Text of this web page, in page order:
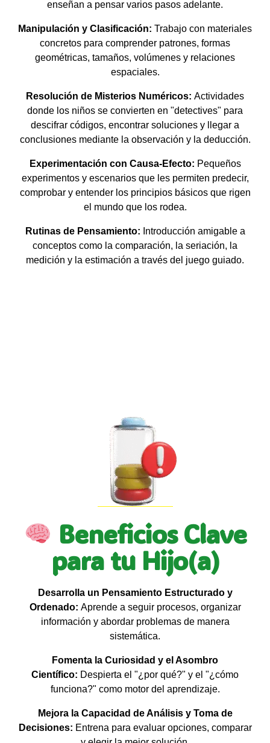
enseñan a pensar varios pasos adelante.
Manipulación y Clasificación: Trabajo con materiales
concretos para comprender patrones, formas
geométricas, tamaños, volúmenes y relaciones
espaciales.
Resolución de Misterios Numéricos: Actividades
donde los niños se convierten en "detectives" para
descifrar códigos, encontrar soluciones y llegar a
conclusiones mediante la observación y la deducción.
Experimentación con Causa-Efecto: Pequeños
experimentos y escenarios que les permiten predecir,
comprobar y entender los principios básicos que rigen
el mundo que los rodea.
Rutinas de Pensamiento: Introducción amigable a
conceptos como la comparación, la seriación, la
medición y la estimación a través del juego guiado.
Beneficios Clave
para tu Hijo(a)
Desarrolla un Pensamiento Estructurado y
Ordenado: Aprende a seguir procesos, organizar
información y abordar problemas de manera
sistemática.
Fomenta la Curiosidad y el Asombro
Científico: Despierta el "¿por qué?" y el "¿cómo
funciona?" como motor del aprendizaje.
Mejora la Capacidad de Análisis y Toma de
Decisiones: Entrena para evaluar opciones, comparar